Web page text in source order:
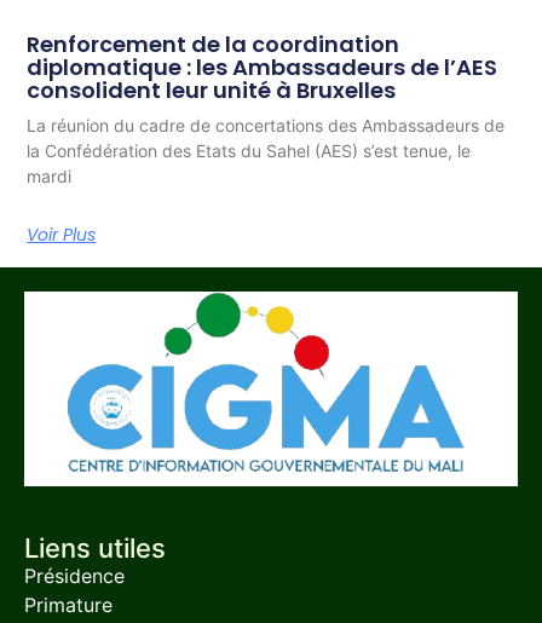
Renforcement de la coordination
diplomatique : les Ambassadeurs de l’AES
consolident leur unité à Bruxelles
La réunion du cadre de concertations des Ambassadeurs de
la Confédération des Etats du Sahel (AES) s’est tenue, le
mardi
Voir Plus
Liens utiles
Présidence
Primature